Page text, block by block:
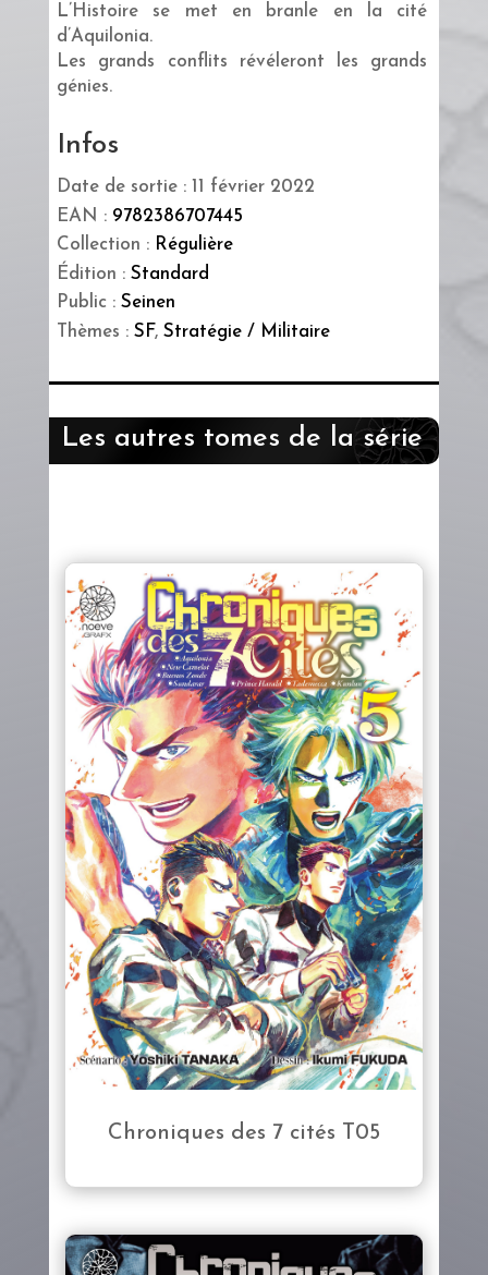
L’Histoire se met en branle en la cité
d’Aquilonia.
Les grands conflits révéleront les grands
génies.
Infos
Date de sortie : 11 février 2022
EAN : 9782386707445
Collection : Régulière
Édition : Standard
Public : Seinen
Thèmes : SF, Stratégie / Militaire
Les autres tomes de la série
Chroniques des 7 cités T05